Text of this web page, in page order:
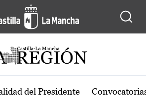
la región de Castilla-
del Presidente